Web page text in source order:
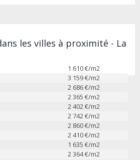
les villes à proximité - La
1 610€/m2
3 159€/m2
2 686€/m2
2 365 €/m2
2 402 €/m2
2 742 €/m2
2 860€/m2
2 410€/m2
1 635 €/m2
2 364€/m2